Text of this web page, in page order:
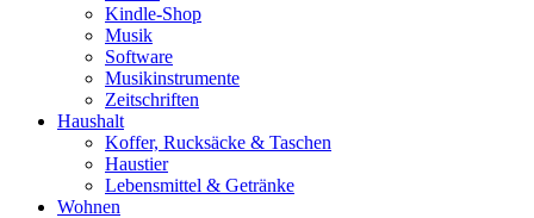
Kindle-Shop
Musik
Software
Musikinstrumente
Zeitschriften
Haushalt
Koffer, Rucksäcke & Taschen
Haustier
Lebensmittel & Getränke
Wohnen